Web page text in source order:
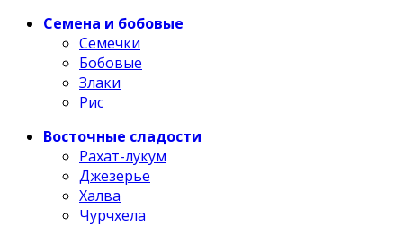
Семена и бобовые
Семечки
Бобовые
Злаки
Рис
Восточные сладости
Рахат-лукум
Джезерье
Халва
Чурчхела